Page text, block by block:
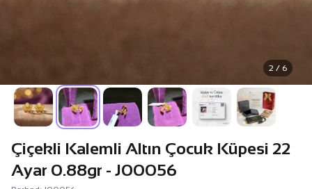
2 / 6
Çiçekli Kalemli Altın Çocuk Küpesi 22
Ayar 0.88gr - J00056